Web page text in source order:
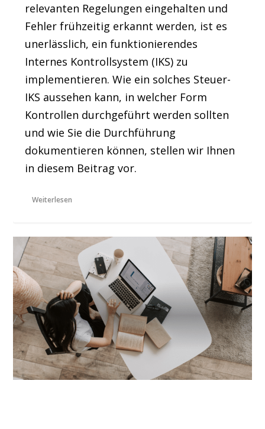
relevanten Regelungen eingehalten und
Fehler frühzeitig erkannt werden, ist es
unerlässlich, ein funktionierendes
Internes Kontrollsystem (IKS) zu
implementieren. Wie ein solches Steuer-
IKS aussehen kann, in welcher Form
Kontrollen durchgeführt werden sollten
und wie Sie die Durchführung
dokumentieren können, stellen wir Ihnen
in diesem Beitrag vor.
Weiterlesen